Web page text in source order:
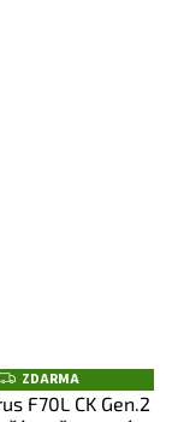
Z
D
A
ZDARMA
F70L CK Gen.2